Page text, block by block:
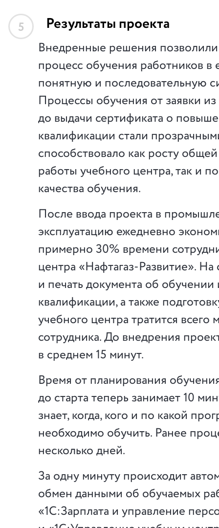
5 Результаты проекта
Внедренные решения
процесс обучения работников в
понятную и последовательную
Процессы обучения от заявки
до выдачи сертификата о
квалификации стали
способствовало как росту
работы учебного центра, так и
качества обучения.
После ввода проекта в
эксплуатацию ежедневно
примерно 30% времени
центра «Нафтагаз-Развитие». На
и печать документа об обучении
квалификации, а также
учебного центра тратится всего
сотрудника. До внедрения
в среднем 15 минут.
Время от планирования
до старта теперь занимает 10
знает, когда, кого и по какой
необходимо обучить. Ранее
несколько дней.
За одну минуту происходит
обмен данными об обучаемых
«1С:Зарплата и управление